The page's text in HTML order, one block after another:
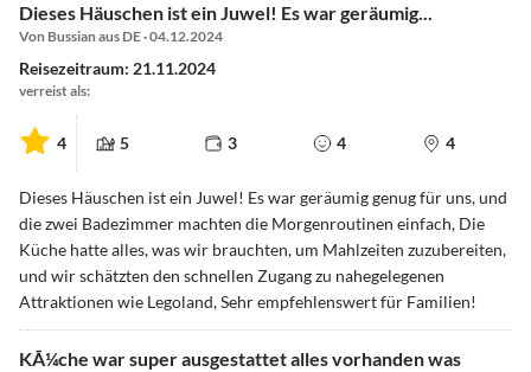
Dieses Häuschen ist ein Juwel! Es war geräumig...
Von Bussian aus DE · 04.12.2024
Reisezeitraum: 21.11.2024
verreist als:
4 5 3 4 4
Dieses Häuschen ist ein Juwel! Es war geräumig genug für uns, und
die zwei Badezimmer machten die Morgenroutinen einfach, Die
Küche hatte alles, was wir brauchten, um Mahlzeiten zuzubereiten,
und wir schätzten den schnellen Zugang zu nahegelegenen
Attraktionen wie Legoland, Sehr empfehlenswert für Familien!
KÃ¼che war super ausgestattet alles vorhanden was